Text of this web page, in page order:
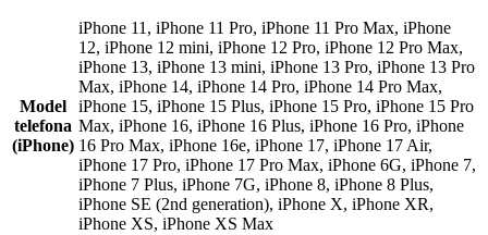
Model
telefona
(iPhone)
iPhone 11 , iPhone 11 Pro, iPhone 11 Pro Max, iPhone
12, iPhone 12 mini, iPhone 12 Pro, iPhone 12 Pro Max,
iPhone 13, iPhone 13 mini, iPhone 13 Pro, iPhone 13 Pro
Max, iPhone 14, iPhone 14 Pro, iPhone 14 Pro Max,
iPhone 15, iPhone 15 Plus, iPhone 15 Pro, iPhone 15 Pro
Max, iPhone 16, iPhone 16 Plus, iPhone 16 Pro, iPhone
16 Pro Max, iPhone 16e, iPhone 17, iPhone 17 Air,
iPhone 17 Pro, iPhone 17 Pro Max, iPhone 6G, iPhone 7,
iPhone 7 Plus, iPhone 7G, iPhone 8, iPhone 8 Plus,
iPhone SE (2nd generation), iPhone X, iPhone XR,
iPhone XS, iPhone XS Max